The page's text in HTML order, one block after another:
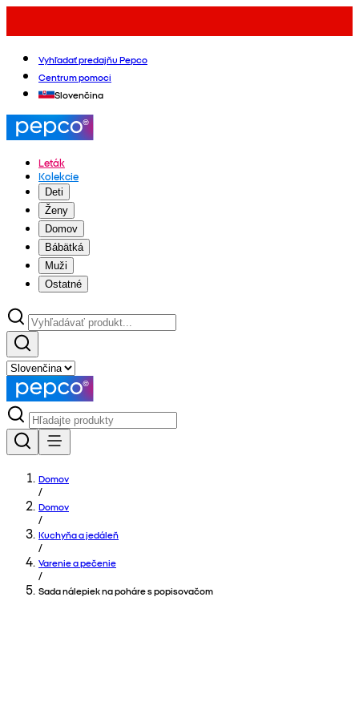
Vyhľadať predajňu Pepco
Centrum pomoci
Slovenčina
Leták
Kolekcie
Deti
Ženy
Domov
Bábätká
Muži
Ostatné
Domov
/
Domov
/
Kuchyňa a jedáleň
/
Varenie a pečenie
/
Sada nálepiek na poháre s popisovačom